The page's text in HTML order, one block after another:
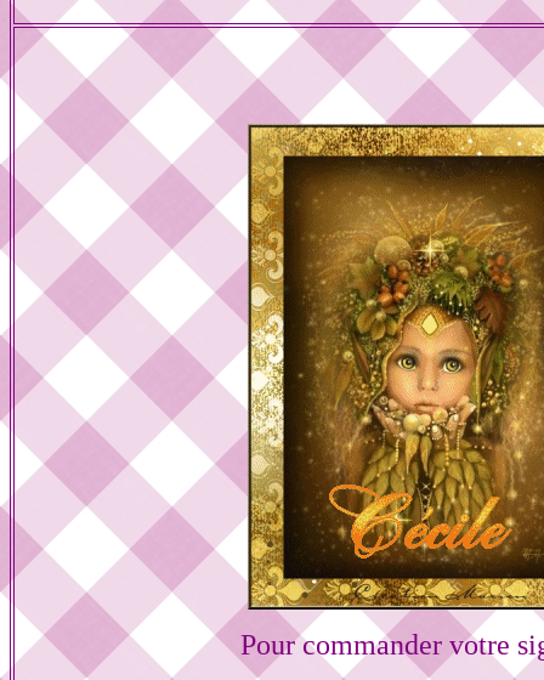
Pour commander votre